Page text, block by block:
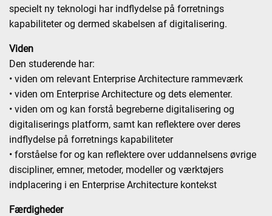
specielt ny teknologi har indflydelse på forretnings
kapabiliteter og dermed skabelsen af digitalisering.
Viden
Den studerende har:
• viden om relevant Enterprise Architecture rammeværk
• viden om Enterprise Architecture og dets elementer.
• viden om og kan forstå begreberne digitalisering og
digitaliserings platform, samt kan reflektere over deres
indflydelse på forretnings kapabiliteter
• forståelse for og kan reflektere over uddannelsens øvrige
discipliner, emner, metoder, modeller og værktøjers
indplacering i en Enterprise Architecture kontekst
Færdigheder